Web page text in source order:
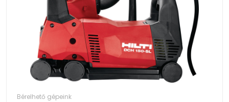
Bérelhető gépeink